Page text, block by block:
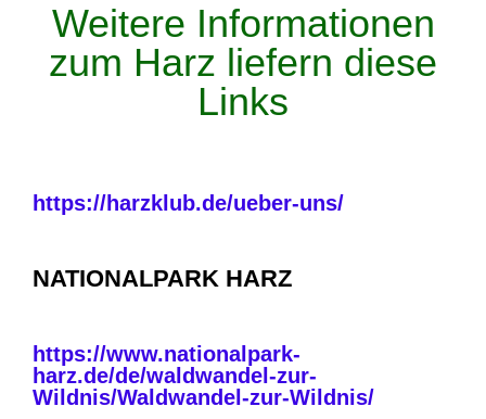
Weitere Informationen
zum Harz liefern diese
Links
https://harzklub.de/ueber-uns/
NATIONALPARK HARZ
https://www.nationalpark-
harz.de/de/waldwandel-zur-
Wildnis/Waldwandel-zur-Wildnis/